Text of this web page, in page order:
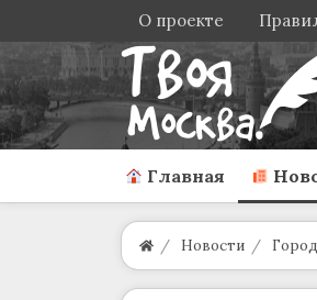
О проекте
Главная
Новости Город